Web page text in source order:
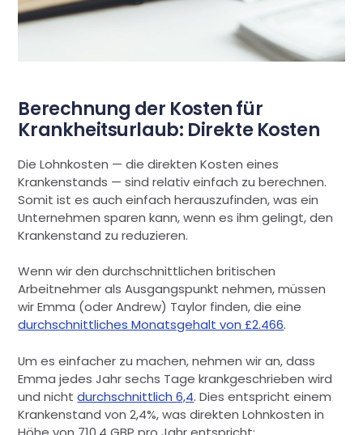
Berechnung der Kosten für
Krankheitsurlaub: Direkte Kosten
Die Lohnkosten — die direkten Kosten eines
Krankenstands — sind relativ einfach zu berechnen.
Somit ist es auch einfach herauszufinden, was ein
Unternehmen sparen kann, wenn es ihm gelingt, den
Krankenstand zu reduzieren.
Wenn wir den durchschnittlichen britischen
Arbeitnehmer als Ausgangspunkt nehmen, müssen
wir Emma (oder Andrew) Taylor finden, die eine
durchschnittliches Monatsgehalt von £2.466.
Um es einfacher zu machen, nehmen wir an, dass
Emma jedes Jahr sechs Tage krankgeschrieben wird
und nichtdurchschnittlich 6,4. Dies entspricht einem
Krankenstand von 2,4%, was direkten Lohnkosten in